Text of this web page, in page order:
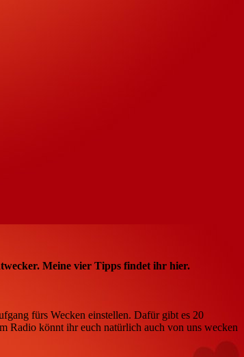
Meine vier Tipps findet ihr hier.
fürs Wecken einstellen. Dafür gibt es 20
Radio könnt ihr euch natürlich auch von uns wecken